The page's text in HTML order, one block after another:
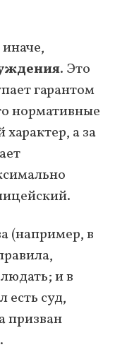
. Это
гарантом
нормативные
а за
(например, в
и в
есть суд,
призван